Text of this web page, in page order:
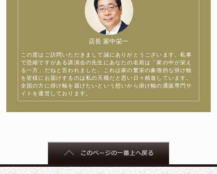
店長 家中栄一
この度はご訪問いただきまして誠にありがとうございます。私事
で恐縮ですがある講演会の先生にあなたの名前は「家の中が栄え
る一方」だねと言われました。これは家の繁栄の象徴的な掛け軸
を皆様にお届けするのは私の天職だと思い日々精進しています。
全国の方に掛け軸を届けたいという想いから掛け軸の通販専門サ
イトを運営しております。